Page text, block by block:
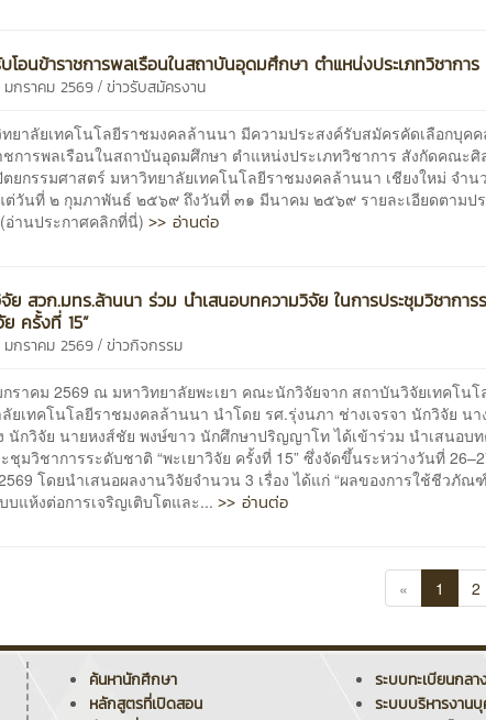
โอนข้าราชการพลเรือนในสถาบันอุดมศึกษา ตำแหน่งประเภทวิชาการ
กราคม 2569 /ข่าวรับสมัครงาน
ยาลัยเทคโนโลยีราชมงคลล้านนา มีความประสงค์รับสมัครคัดเลือกบุคค
การพลเรือนในสถาบันอุดมศึกษา ตำแหน่งประเภทวิชาการ สังกัดคณะศิ
ยกรรมศาสตร์ มหาวิทยาลัยเทคโนโลยีราชมงคลล้านนา เชียงใหม่ จำน
ต่วันที่ ๒ กุมภาพันธ์ ๒๕๖๙ ถึงวันที่ ๓๑ มีนาคม ๒๕๖๙ รายละเอียดตามป
อ่านประกาศคลิกที่นี่)>> อ่านต่อ
สวก.มทร.ล้านนา ร่วม นำเสนอบทความวิจัย ในการประชุมวิชาการ
ย ครั้งที่ 15”
กราคม 2569 /ข่าวกิจกรรม
ราคม 2569 ณ มหาวิทยาลัยพะเยา คณะนักวิจัยจาก สถาบันวิจัยเทคโนโ
ยเทคโนโลยีราชมงคลล้านนา นำโดย รศ.รุ่งนภา ช่างเจรจา นักวิจัย นา
นักวิจัย นายหงส์ชัย พงษ์ขาว นักศึกษาปริญญาโท ได้เข้าร่วม นำเสนอบ
ชุมวิชาการระดับชาติ “พะเยาวิจัย ครั้งที่ 15” ซึ่งจัดขึ้นระหว่างวันที่
โดยนำเสนอผลงานวิจัยจำนวน 3 เรื่อง ได้แก่ “ผลของการใช้ชีวภัณ
บแห้งต่อการเจริญเติบโตและ...>> อ่านต่อ
« 1 2
ค้นหานักศึกษา
หลักสูตรที่เปิดสอน
ระบบทะเบียนกลา
ระบบบริหารงาน